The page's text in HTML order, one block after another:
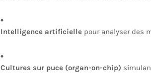
Intelligence artificiellepour analyser des
Cultures sur puce (organ-on-chip)